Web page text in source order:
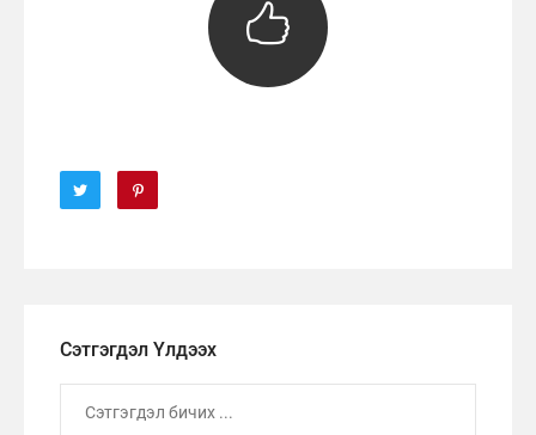
Сэтгэгдэл Үлдээх